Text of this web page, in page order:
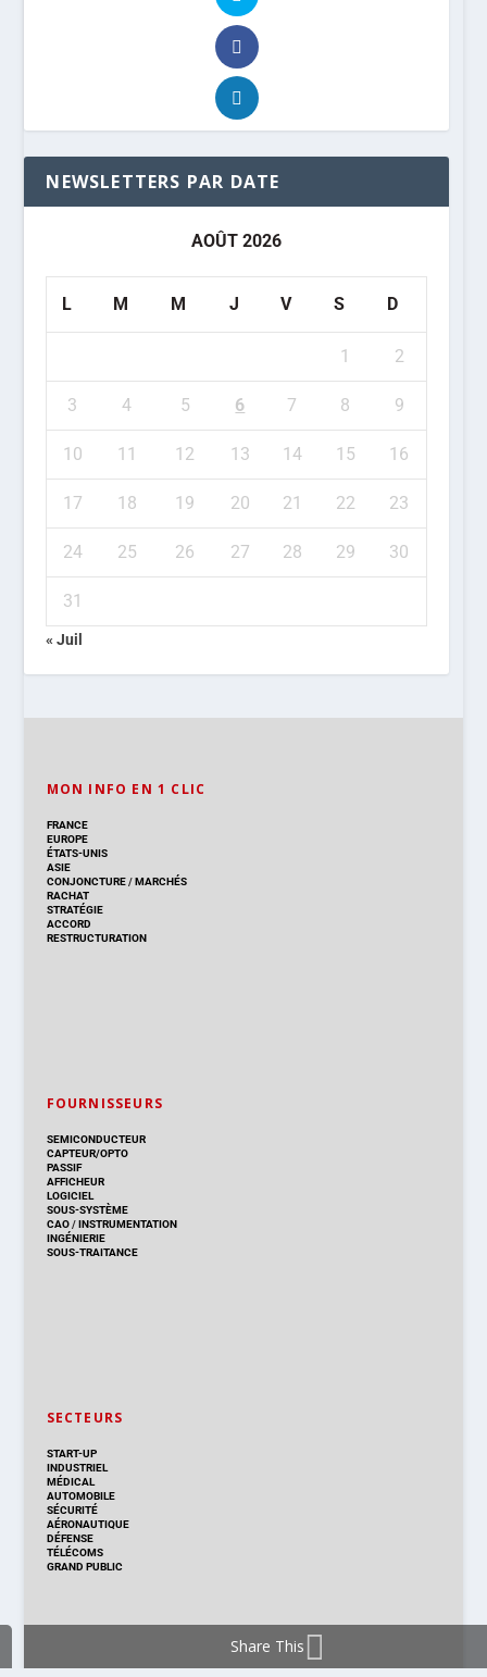
NEWSLETTERS PAR DATE
AOÛT 2026
L M M J V S D
1 2
3 4 5 6 7 8 9
10 11 12 13 14 15 16
17 18 19 20 21 22 23
24 25 26 27 28 29 30
31
« Juil
MON INFO EN 1 CLIC
FRANCE
EUROPE
ÉTATS-UNIS
ASIE
CONJONCTURE/MARCHÉS
RACHAT
STRATÉGIE
ACCORD
RESTRUCTURATION
FOURNISSEURS
SEMICONDUCTEUR
CAPTEUR/OPTO
PASSIF
AFFICHEUR
LOGICIEL
SOUS-SYSTÈME
CAO/INSTRUMENTATION
INGÉNIERIE
SOUS-TRAITANCE
SECTEURS
START-UP
INDUSTRIEL
MÉDICAL
AUTOMOBILE
SÉCURITÉ
AÉRONAUTIQUE
DÉFENSE
TÉLÉCOMS
GRAND PUBLIC
Share This